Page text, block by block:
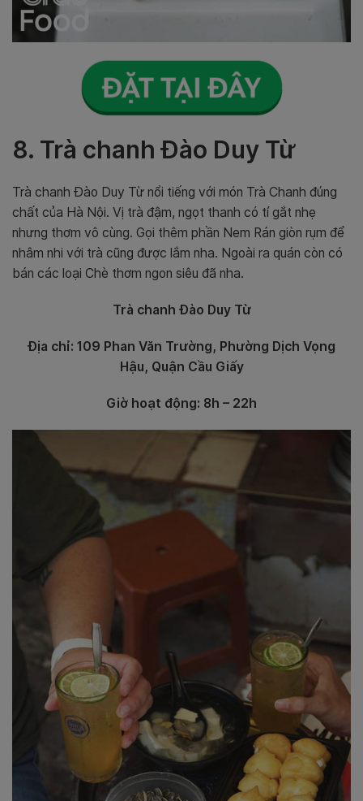
8. Trà chanh Đào Duy Từ
Trà chanh Đào Duy Từ nổi tiếng với món Trà Chanh đúng
chất của Hà Nội. Vị trà đậm, ngọt thanh có tí gắt nhẹ
nhưng thơm vô cùng. Gọi thêm phần Nem Rán giòn rụm để
nhâm nhi với trà cũng được lắm nha. Ngoài ra quán còn có
bán các loại Chè thơm ngon siêu đã nha.
Trà chanh Đào Duy Từ
Địa chỉ: 109 Phan Văn Trường, Phường Dịch Vọng
Hậu, Quận Cầu Giấy
Giờ hoạt động: 8h – 22h